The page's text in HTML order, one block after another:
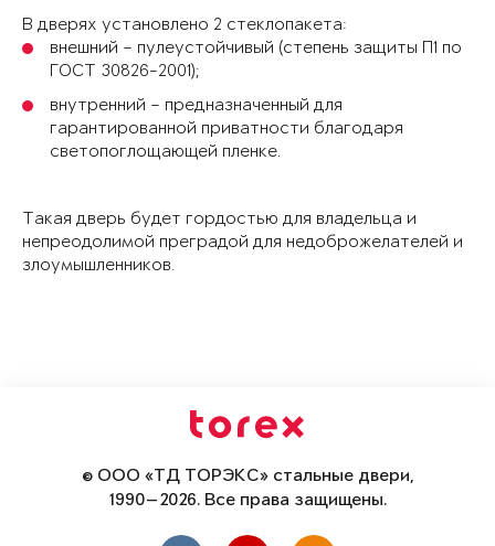
В дверях установлено 2 стеклопакета:
внешний – пулеустойчивый (степень защиты П1 по
ГОСТ 30826-2001);
внутренний – предназначенный для
гарантированной приватности благодаря
светопоглощающей пленке.
Такая дверь будет гордостью для владельца и
непреодолимой преградой для недоброжелателей и
злоумышленников.
© ООО «ТД ТОРЭКС» стальные двери,
1990—2026. Все права защищены.